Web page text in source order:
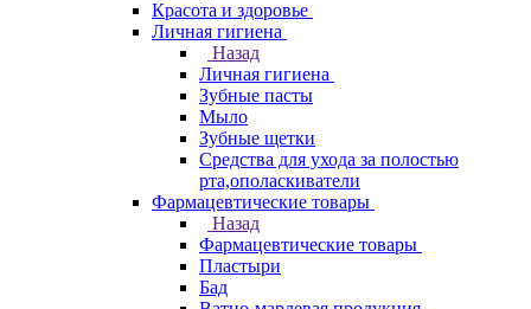
Красота и здоровье
Личная гигиена
Назад
Личная гигиена
Зубные пасты
Мыло
Зубные щетки
Средства для ухода за полостью
рта,ополаскиватели
Фармацевтические товары
Назад
Фармацевтические товары
Пластыри
Бад